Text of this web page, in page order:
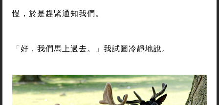
慢，於是趕緊通知我們。
「好，我們馬上過去。」我試圖冷靜地說。